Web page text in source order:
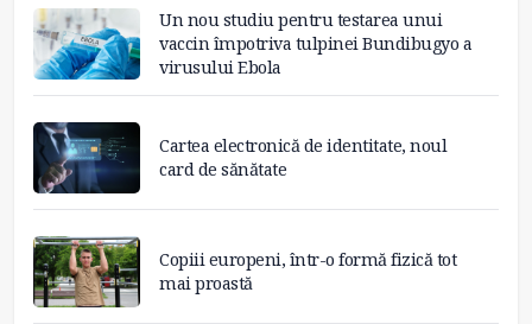
Un nou studiu pentru testarea unui
vaccin împotriva tulpinei Bundibugyo a
virusului Ebola
Cartea electronică de identitate, noul
card de sănătate
Copiii europeni, într-o formă fizică tot
mai proastă